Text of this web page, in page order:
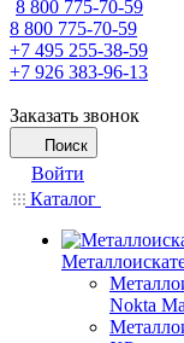
8 800 775-70-59
8 800 775-70-59
+7 495 255-38-59
+7 926 383-96-13
Заказать звонок
Поиск
Войти
Каталог
Nokta